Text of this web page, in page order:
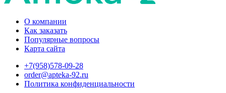
О компании
Как заказать
Популярные вопросы
Карта сайта
+7(958)578-09-28
order@apteka-92.ru
Политика конфиденциальности